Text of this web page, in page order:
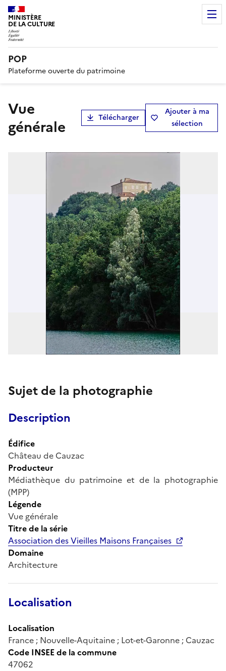
MINISTÈRE
DE LA CULTURE
POP
Plateforme ouverte du patrimoine
Vue
générale
Télécharger
Ajouter à ma
sélection
Sujet de la photographie
Description
Édifice
Château de Cauzac
Producteur
Médiathèque du patrimoine et de la photographie
(MPP)
Légende
Vue générale
Titre de la série
Association des Vieilles Maisons Françaises
Domaine
Architecture
Localisation
Localisation
France ; Nouvelle-Aquitaine ; Lot-et-Garonne ; Cauzac
Code INSEE de la commune
47062